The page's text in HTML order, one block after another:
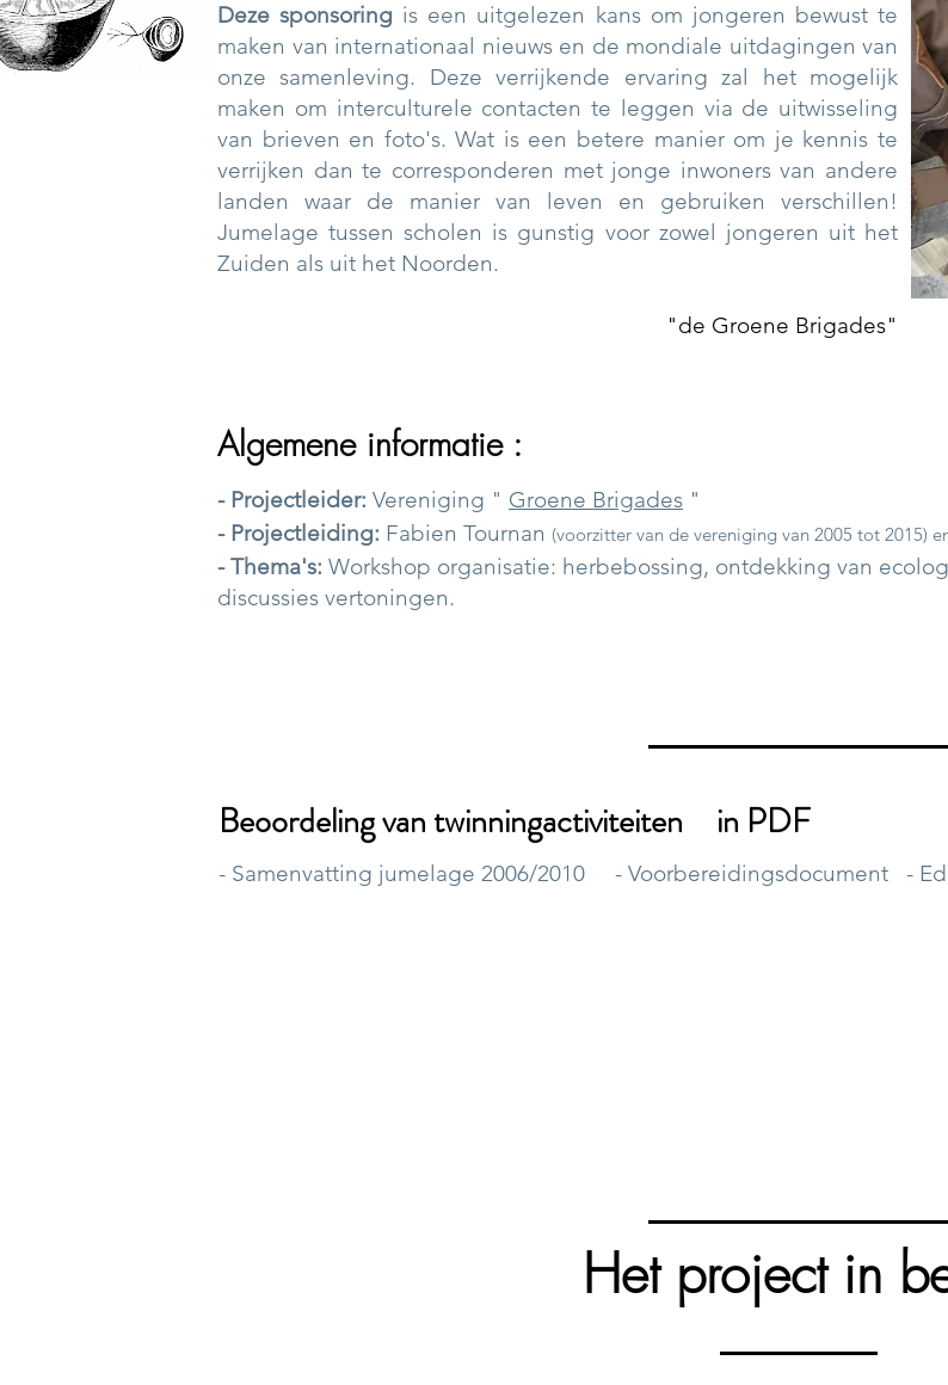
Deze sponsoring is een uitgelezen kans om jongeren bewust te
maken van internationaal nieuws en de mondiale uitdagingen van
onze samenleving. Deze verrijkende ervaring zal het mogelijk
maken om interculturele contacten te leggen via de uitwisseling
van brieven en foto's. Wat is een betere manier om je kennis te
verrijken dan te corresponderen met jonge inwoners van andere
landen waar de manier van leven en gebruiken verschillen!
Jumelage tussen scholen is gunstig voor zowel jongeren uit het
Zuiden als uit het Noorden.
"de Groene Brigades"
Algemene informatie :
- Projectleider: Vereniging " Groene Brigades "
- Projectleiding: Fabien Tournan (voorzitter van de vereniging van 2005 tot 2015)
- Thema's: Workshop organisatie: herbebossing, ontdekking van
discussies vertoningen.
Beoordeling van twinningactiviteiten in PDF
- Samenvatting jumelage 2006/2010 - Voorbereidingsdocument -
Het project in